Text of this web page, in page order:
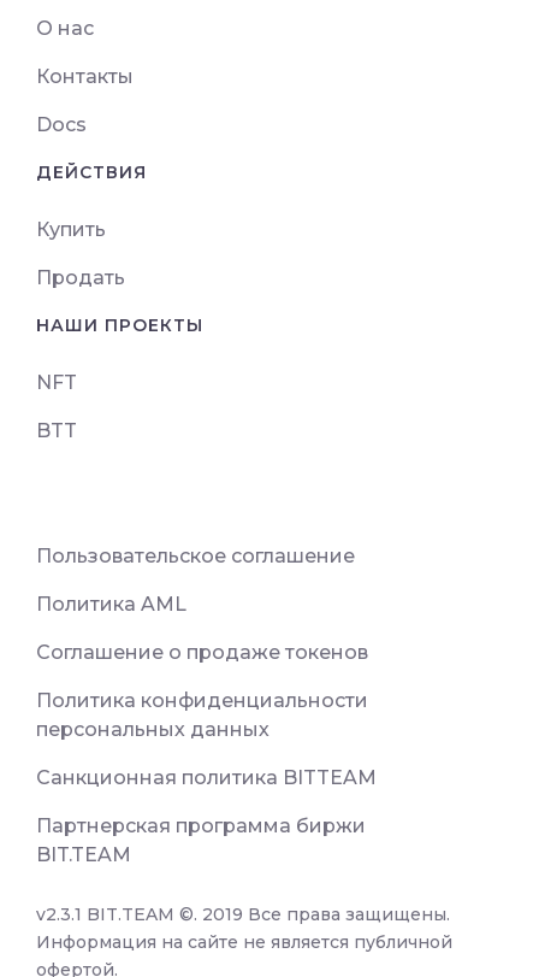
О нас
Контакты
Docs
ДЕЙСТВИЯ
Купить
Продать
НАШИ ПРОЕКТЫ
NFT
BTT
Пользовательское соглашение
Политика AML
Соглашение о продаже токенов
Политика конфиденциальности
персональных данных
Санкционная политика BITTEAM
Партнерская программа биржи
BIT.TEAM
v2.3.1 BIT.TEAM ©. 2019 Все права защищены.
Информация на сайте не является публичной
офертой.